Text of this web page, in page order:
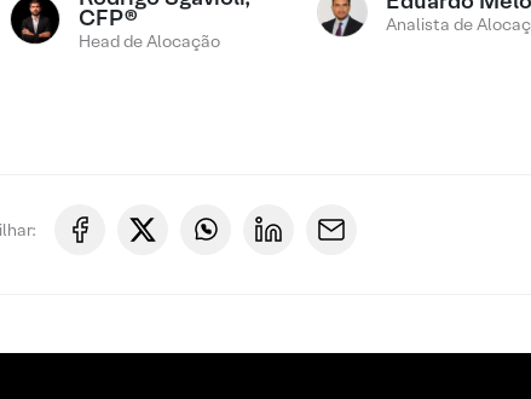
CFP®
Head de Alocação
Analista de